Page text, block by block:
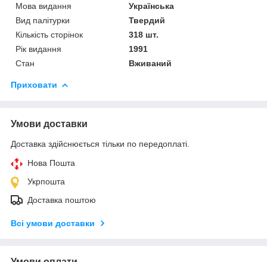
Мова видання
Українська
Вид палітурки
Твердий
Кількість сторінок
318 шт.
Рік видання
1991
Стан
Вживаний
Приховати
Умови доставки
Доставка здійснюється тільки по передоплаті.
Нова Пошта
Укрпошта
Доставка поштою
Всі умови доставки